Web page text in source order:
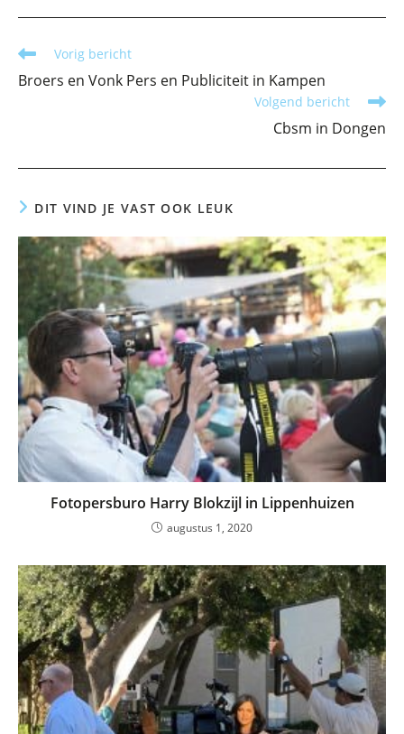
Lees
artikelen
Vorig bericht
Broers en Vonk Pers en Publiciteit in Kampen
Volgend bericht
Cbsm in Dongen
DIT VIND JE VAST OOK LEUK
Fotopersburo Harry Blokzijl in Lippenhuizen
augustus 1, 2020